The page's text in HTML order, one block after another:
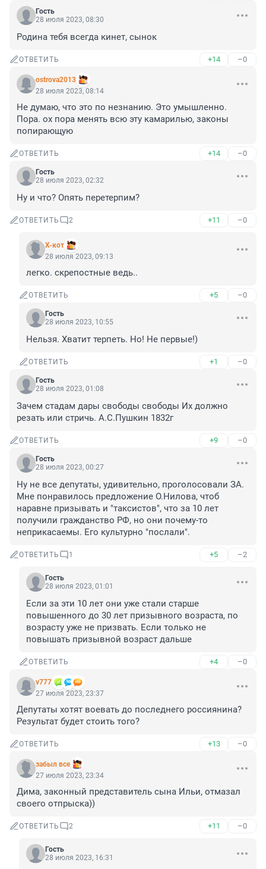
Гость
28 июля 2023, 08:30
Родина тебя всегда кинет, сынок
ОТВЕТИТЬ +14 –0
ostrova2013
28 июля 2023, 08:14
Не думаю, что это по незнанию. Это умышленно.
Пора. ох пора менять всю эту камарилью, законы
попирающую
ОТВЕТИТЬ +14 –0
Гость
28 июля 2023, 02:32
Ну и что? Опять перетерпим?
ОТВЕТИТЬ 2 +11 –0
X-кот
28 июля 2023, 09:13
легко. скрепостные ведь..
ОТВЕТИТЬ +5 –0
Гость
28 июля 2023, 10:55
Нельзя. Хватит терпеть. Но! Не первые!)
ОТВЕТИТЬ +1 –0
Гость
28 июля 2023, 01:08
Зачем стадам дары свободы свободы Их должно
резать или стричь. А.С.Пушкин 1832г
ОТВЕТИТЬ +9 –0
Гость
28 июля 2023, 00:27
Ну не все депутаты, удивительно, проголосовали ЗА.
Мне понравилось предложение О.Нилова, чтоб
наравне призывать и "таксистов", что за 10 лет
получили гражданство РФ, но они почему-то
неприкасаемы. Его культурно "послали".
ОТВЕТИТЬ 1 +5 –2
Гость
28 июля 2023, 01:01
Если за эти 10 лет они уже стали старше
повышенного до 30 лет призывного возраста, по
возрасту уже не призвать. Если только не
повышать призывной возраст дальше
ОТВЕТИТЬ +4 –0
v777
27 июля 2023, 23:37
Депутаты хотят воевать до последнего россиянина?
Результат будет стоить того?
ОТВЕТИТЬ +13 –0
забыл все
27 июля 2023, 23:34
Дима, законный представитель сына Ильи, отмазал
своего отпрыска))
ОТВЕТИТЬ 2 +11 –0
Гость
28 июля 2023, 16:31